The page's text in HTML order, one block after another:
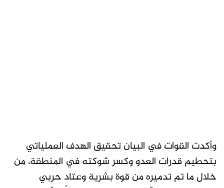
وأكدت القوات في البيان تحقيق الهدف العملياتي
بتحطيم قدرات العدو وكسر شوكته في المنطقة، من
خلال ما تم تدميره من قوة بشرية وعتاد حربي